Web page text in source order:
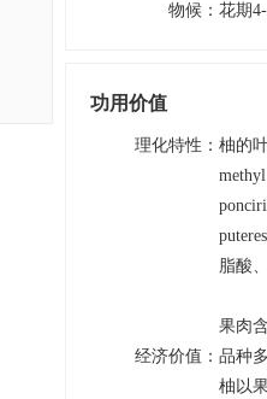
物候 ： 花期
功用价值
理化特性 ： 柚的
脂酸
果肉
经济价值 ： 品种
柚以